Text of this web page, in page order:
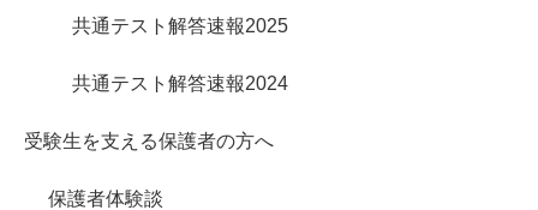
共通テスト解答速報2025
共通テスト解答速報2024
受験生を支える保護者の方へ
保護者体験談